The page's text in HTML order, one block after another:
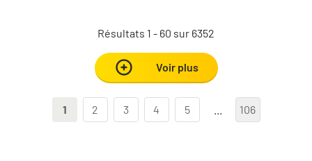
Résultats 1 - 60 sur 6352
Voir plus
1 2 3 4 5 106